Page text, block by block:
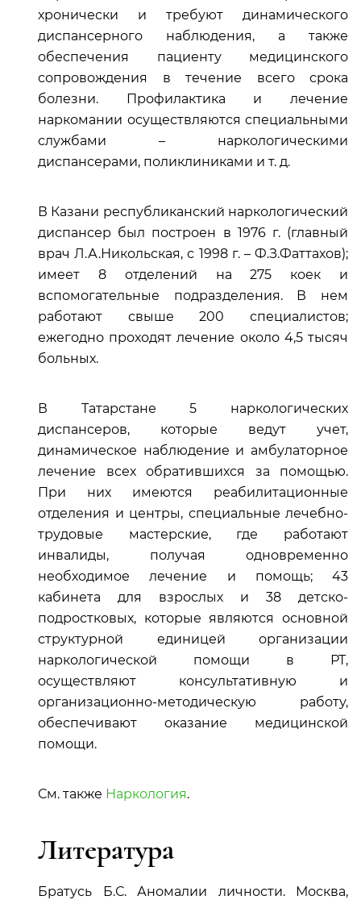
хронически и требуют динамического
диспансерного наблюдения, а также
обеспечения пациенту медицинского
сопровождения в течение всего срока
болезни. Профилактика и лечение
наркомании осуществляются специальными
службами – наркологическими
диспансерами, поликлиниками и т. д.
В Казани республиканский наркологический
диспансер был построен в 1976 г. (главный
врач Л.А.Никольская, с 1998 г. – Ф.З.Фаттахов);
имеет 8 отделений на 275 коек и
вспомогательные подразделения. В нем
работают свыше 200 специалистов;
ежегодно проходят лечение около 4,5 тысяч
больных.
В Татарстане 5 наркологических
диспансеров, которые ведут учет,
динамическое наблюдение и амбулаторное
лечение всех обратившихся за помощью.
При них имеются реабилитационные
отделения и центры, специальные лечебно-
трудовые мастерские, где работают
инвалиды, получая одновременно
необходимое лечение и помощь; 43
кабинета для взрослых и 38 детско-
подростковых, которые являются основной
структурной единицей организации
наркологической помощи в РТ,
осуществляют консультативную и
организационно-методическую работу,
обеспечивают оказание медицинской
помощи.
См. также Наркология.
Литература
Братусь Б.С. Аномалии личности. Москва,